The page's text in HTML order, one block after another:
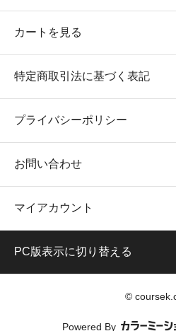
カートを見る
特定商取引法に基づく表記
プライバシーポリシー
お問い合わせ
マイアカウント
PC版表示に切り替える
©
Powered By